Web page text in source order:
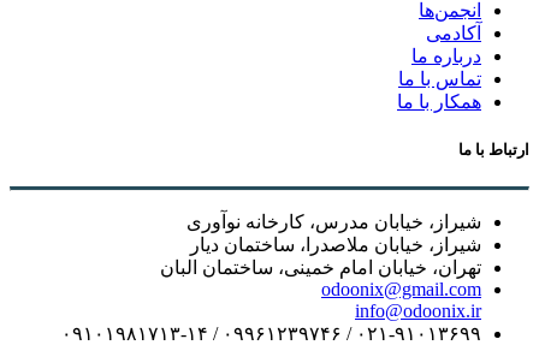
انجمن‌ها
آکادمی
درباره ما
تماس با ما
همکار با ما
ارتباط با ما
شیراز، خیابان مدرس، کارخانه نوآوری
شیراز، خیابان ملاصدرا، ساختمان دیار
تهران، خیابان امام خمینی، ساختمان البان
odoonix@gmail.com
info@odoonix.ir
۰۲۱-۹۱۰۱۳۶۹۹ / ۰۹۹۶۱۲۳۹۷۴۶ / ۰۹۱۰۱۹۸۱۷۱۳-۱۴